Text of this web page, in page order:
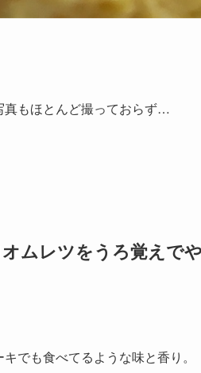
真もほとんど撮っておらず…
ムレツをうろ覚えで
でも食べてるような味と香り。